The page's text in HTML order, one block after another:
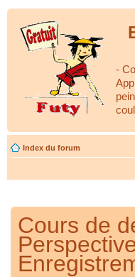
-
Index du forum
Cours de